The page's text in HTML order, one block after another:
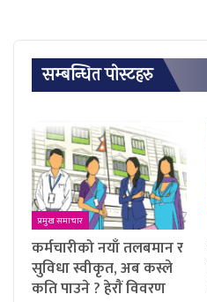
सम्बन्धित पाेस्टहरु
प्रमुख समाचार
कर्मचारीको नयाँ तलबमान र
सुविधा स्वीकृत, अब कस्ले
कति पाउने ? हेराैं विवरण